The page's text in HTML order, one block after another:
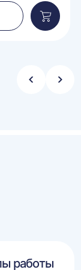
в
Стрелка
работы